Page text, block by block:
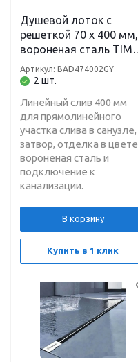
Душевой лоток с
решеткой 70 х 400 мм,
вороненая сталь TIM
BAD474002GY
2 шт.
Артикул: BAD474002GY
Линейный слив 400 мм
для прямолинейного
участка слива в санузле,
затвор, отделка в цвете
вороненая сталь и
подключение к
канализации.
В корзину
Купить в 1 клик